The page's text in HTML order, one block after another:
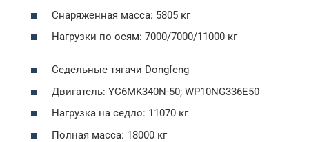
Снаряженная масса: 5805 кг
Нагрузки по осям: 7000/7000/11000 кг
Седельные тягачи Dongfeng
Двигатель: YC6MK340N-50; WP10NG336E50
Нагрузка на седло: 11070 кг
Полная масса: 18000 кг